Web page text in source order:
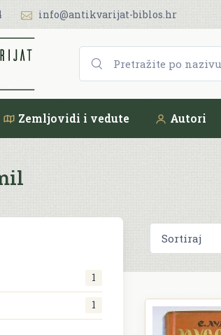
info@antikvarijat-biblos.hr
Zemljovidi i vedute Autori
1
1